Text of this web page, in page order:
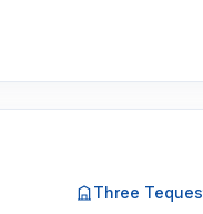
Three